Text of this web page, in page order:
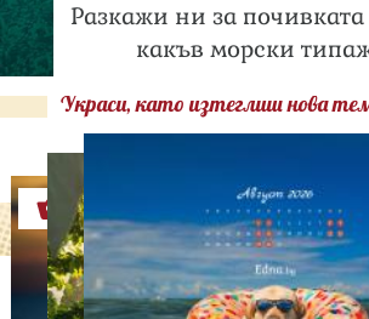
Разкажи ни за
какъв морски
Украси, като изтеглиш нова
Оферти